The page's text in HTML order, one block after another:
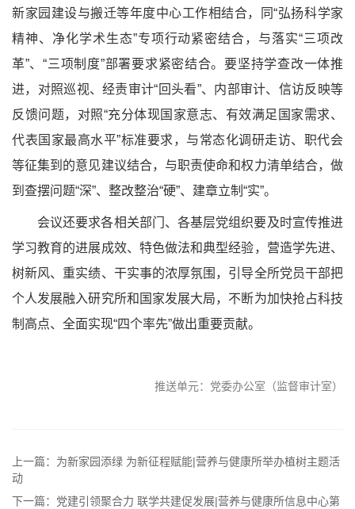
新家园建设与搬迁等年度中心工作相结合，同“弘扬科学家
精神、净化学术生态”专项行动紧密结合，与落实“三项改
革”、“三项制度”部署要求紧密结合。要坚持学查改一体推
进， 对照巡视、经责审计“回头看”、内部审计、信访反映等
反馈问题，对照“充分体现国家意志、有效满足国家需求、
代表国家最高水平”标准要求，与常态化调研走访、职代会
等征集到的意见建议结合，与职责使命和权力清单结合， 做
到查摆问题“深”、整改整治“硬”、建章立制 “实”。
会议还要求各相关部门、各基层党组织要及时宣传推进
学习教育的进展成效、特色做法和典型经验，营造学先进、
树新风、重实绩、干实事的浓厚氛围，引导全所党员干部把
个人发展融入研究所和国家发展大局， 不断为加快抢占科技
制高点、全面实现“四个率先”做出重要贡献。
推送单元：党委办公室（监督审计室）
上一篇：为新家园添绿 为新征程赋能|营养与健康所举办植树主题活
动
下一篇：党建引领聚合力 联学共建促发展|营养与健康所信息中心第